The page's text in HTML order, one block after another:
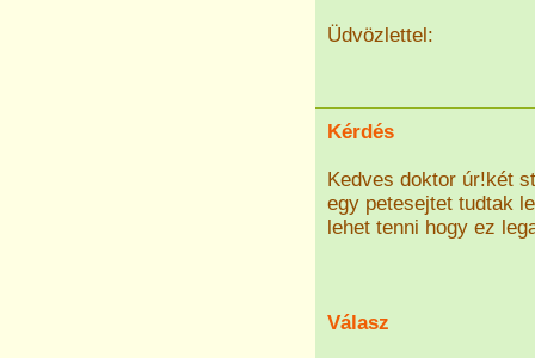
Üdvözlettel:
Kérdés
Kedves doktor úr!két
egy petesejtet tudtak
lehet tenni hogy ez
Válasz